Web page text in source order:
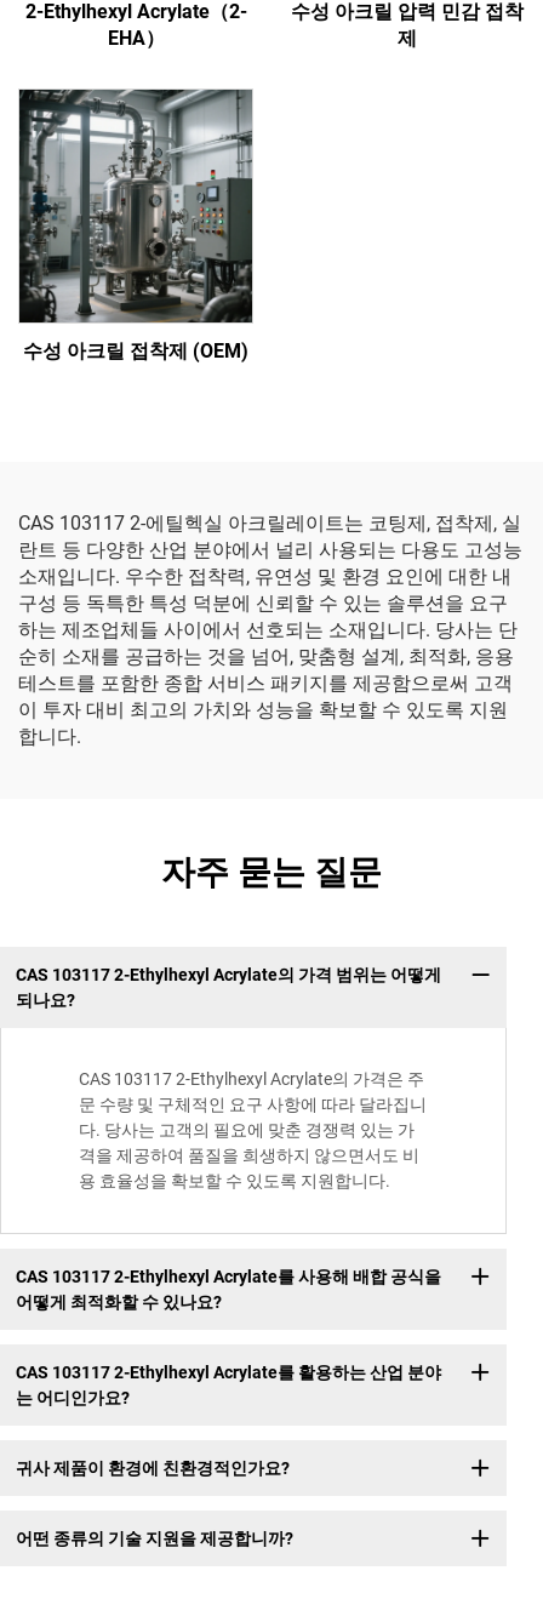
2-Ethylhexyl Acrylate（2-
EHA）
수성 아크릴 압력 민감 접착
제
수성 아크릴 접착제 (OEM)
CAS 103117 2-에틸헥실 아크릴레이트는 코팅제, 접착제, 실
란트 등 다양한 산업 분야에서 널리 사용되는 다용도 고성능
소재입니다. 우수한 접착력, 유연성 및 환경 요인에 대한 내
구성 등 독특한 특성 덕분에 신뢰할 수 있는 솔루션을 요구
하는 제조업체들 사이에서 선호되는 소재입니다. 당사는 단
순히 소재를 공급하는 것을 넘어, 맞춤형 설계, 최적화, 응용
테스트를 포함한 종합 서비스 패키지를 제공함으로써 고객
이 투자 대비 최고의 가치와 성능을 확보할 수 있도록 지원
합니다.
자주 묻는 질문
CAS 103117 2-Ethylhexyl Acrylate의 가격 범위는 어떻게
되나요?
CAS 103117 2-Ethylhexyl Acrylate의 가격은 주
문 수량 및 구체적인 요구 사항에 따라 달라집니
다. 당사는 고객의 필요에 맞춘 경쟁력 있는 가
격을 제공하여 품질을 희생하지 않으면서도 비
용 효율성을 확보할 수 있도록 지원합니다.
CAS 103117 2-Ethylhexyl Acrylate를 사용해 배합 공식을
어떻게 최적화할 수 있나요?
CAS 103117 2-Ethylhexyl Acrylate를 활용하는 산업 분야
는 어디인가요?
귀사 제품이 환경에 친환경적인가요?
어떤 종류의 기술 지원을 제공합니까?